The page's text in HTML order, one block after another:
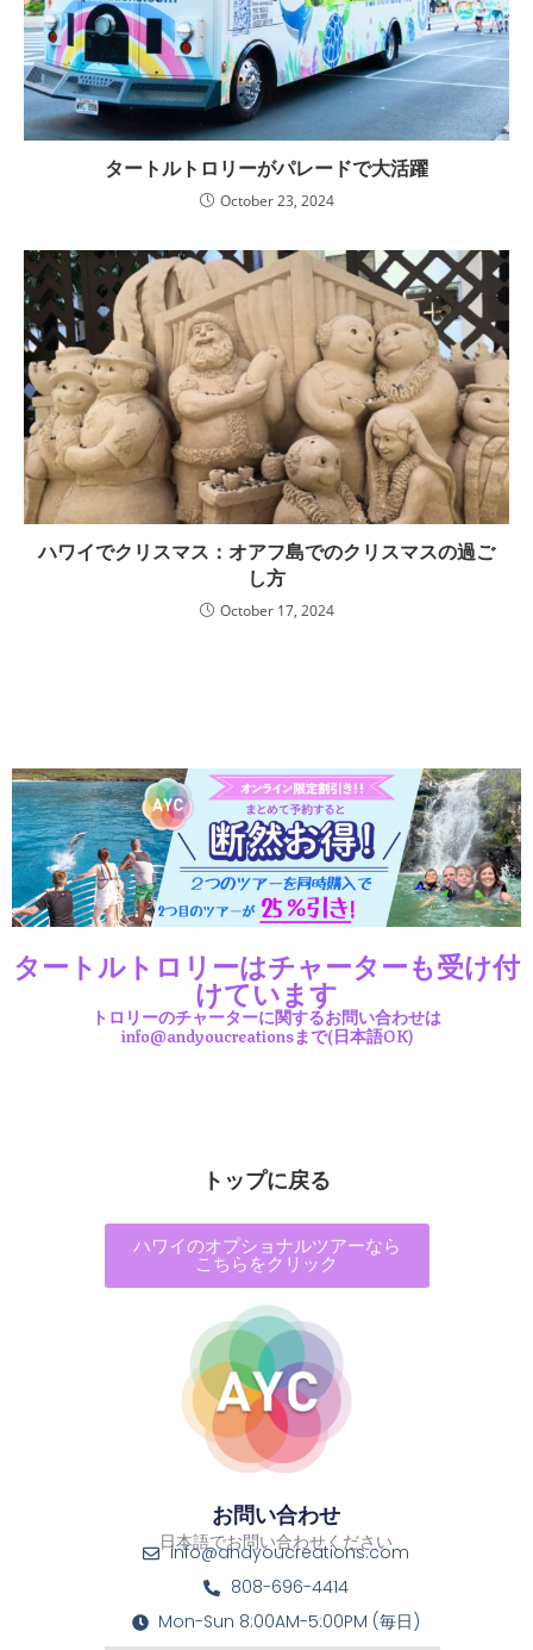
タートルトロリーがパレードで大活躍
October 23, 2024
ハワイでクリスマス：オアフ島でのクリスマスの過ご
し方
October 17, 2024
タートルトロリーはチャーターも受け付
けています
トロリーのチャーターに関するお問い合わせは
info@andyoucreationsまで(日本語OK)
トップに戻る
ハワイのオプショナルツアーなら
こちらをクリック
お問い合わせ
日本語でお問い合わせください
info@andyoucreations.com
808-696-4414
Mon-Sun 8:00AM-5:00PM (毎日)